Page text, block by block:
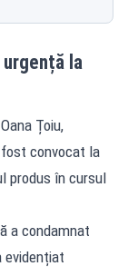
la
Țoiu,
convocat la
produs în cursul
a condamnat
evidențiat